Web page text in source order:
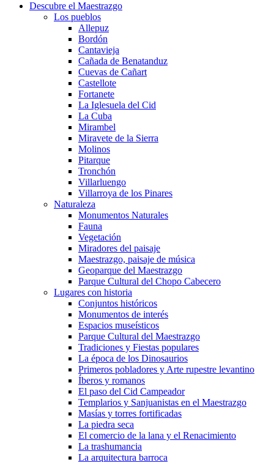
Descubre el Maestrazgo
Los pueblos
Allepuz
Bordón
Cantavieja
Cañada de Benatanduz
Cuevas de Cañart
Castellote
Fortanete
La Iglesuela del Cid
La Cuba
Mirambel
Miravete de la Sierra
Molinos
Pitarque
Tronchón
Villarluengo
Villarroya de los Pinares
Naturaleza
Monumentos Naturales
Fauna
Vegetación
Miradores del paisaje
Maestrazgo, paisaje de música
Geoparque del Maestrazgo
Parque Cultural del Chopo Cabecero
Lugares con historia
Conjuntos históricos
Monumentos de interés
Espacios museísticos
Parque Cultural del Maestrazgo
Tradiciones y Fiestas populares
La época de los Dinosaurios
Primeros pobladores y Arte rupestre levantino
Íberos y romanos
El paso del Cid Campeador
Templarios y Sanjuanistas en el Maestrazgo
Masías y torres fortificadas
La piedra seca
El comercio de la lana y el Renacimiento
La trashumancia
La arquitectura barroca